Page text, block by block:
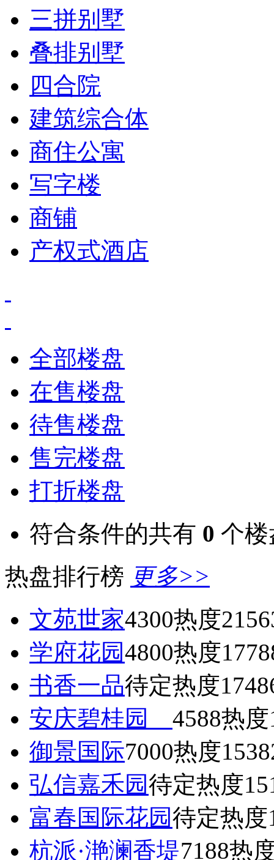
三拼别墅
叠排别墅
四合院
建筑综合体
商住公寓
写字楼
商铺
产权式酒店
全部楼盘
在售楼盘
待售楼盘
售完楼盘
打折楼盘
符合条件的共有 0 个楼
热盘排行榜 更多>>
文苑世家4300热度
学府花园4800热度
书香一品待定热度
安庆碧桂园 4588热度
御景国际7000热度
弘信嘉禾园待定热度
富春国际花园待定热度
杭派·滟澜香堤7188热